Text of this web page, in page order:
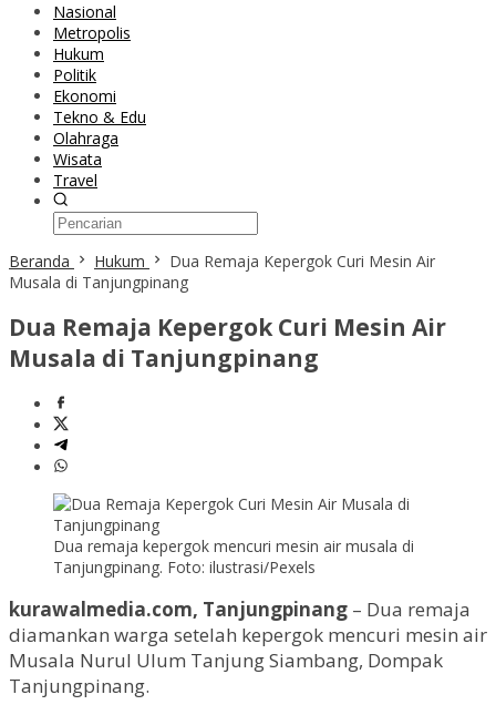
Nasional
Metropolis
Hukum
Politik
Ekonomi
Tekno & Edu
Olahraga
Wisata
Travel
Beranda Hukum
Dua Remaja Kepergok Curi Mesin Air
Musala di Tanjungpinang
Dua Remaja Kepergok Curi Mesin Air
Musala di Tanjungpinang
Dua remaja kepergok mencuri mesin air musala di
Tanjungpinang. Foto: ilustrasi/Pexels
kurawalmedia.com, Tanjungpinang – Dua remaja
diamankan warga setelah kepergok mencuri mesin air
Musala Nurul Ulum Tanjung Siambang, Dompak
Tanjungpinang.